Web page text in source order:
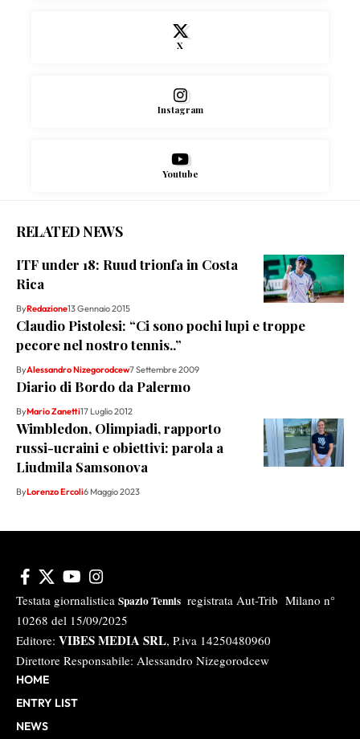
X
Instagram
Youtube
RELATED NEWS
ITF under 18: Ruud trionfa in Costa
Rica
ByRedazione13 Gennaio 2015
Claudio Pistolesi: “Ci sono pochi lupi e troppe
pecore nel nostro tennis..”
ByAlessandro Nizegorodcew7 Settembre 2009
Diario di Bordo da Palermo
ByMario Zanetti17 Luglio 2012
Wimbledon, Olimpiadi, rapporto
russi-ucraini e obiettivi: parola a
Liudmila Samsonova
ByLorenzo Ercoli6 Maggio 2023
Testata giornalistica Spazio Tennis registrata Aut-Trib Milano n°
10268 del 15/09/2025
Editore: VIBES MEDIA SRL, P.iva 14250480960
Direttore Responsabile: Alessandro Nizegorodcew
HOME
ENTRY LIST
NEWS